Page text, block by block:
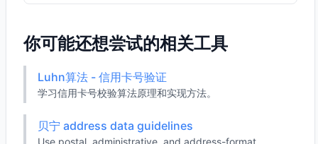
你可能还想尝试的相关工具
Luhn算法 - 信用卡号验证
学习信用卡号校验算法原理和实现方法。
贝宁 address data guidelines
Use postal, administrative, and address-format